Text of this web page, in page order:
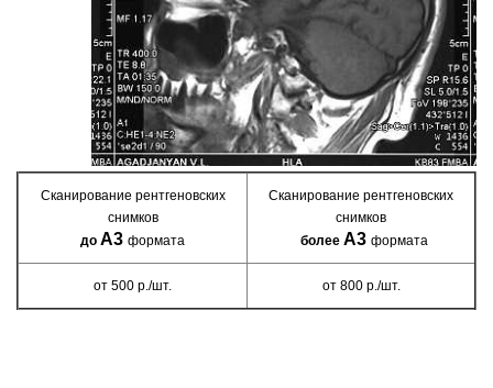
Сканирование рентгеновских
снимков
до А3 формата
Сканирование рентгеновских
снимков
более А3 формата
от 500 р./шт. от 800р./шт.